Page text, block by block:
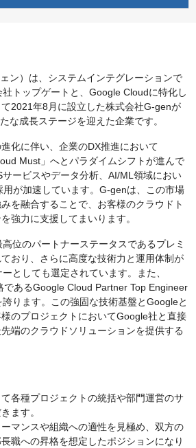
ン）は、システムインテグレーションで
トップゲートと、Google Cloudに特化し
2021年8月に設立した株式会社G-genが
な成長ステージを迎えた企業です。
化に伴い、企業のDX推進において
Must」へとパラダイムシフトが進んで
ービスやデータ分析、AI/ML領域におい
が加速しています。G-genは、この市場
を融合することで、お客様のクラウドト
強力に支援してまいります。
位のパートナーステータスであるプレミ
おり、さらに高度な技術力と運用体制が
としても選定されています。また、
であるGoogle Cloud Partner Top Engineer
ります。この強固な技術基盤とGoogleと
のプロジェクトにおいてGoogle社と直接
端のクラウドソリューションを提供する
各種プロジェクトの統括や部門運営のサ
ます。
マンスや組織への適性を見極め、双方の
職への昇格を想定したポジションになり